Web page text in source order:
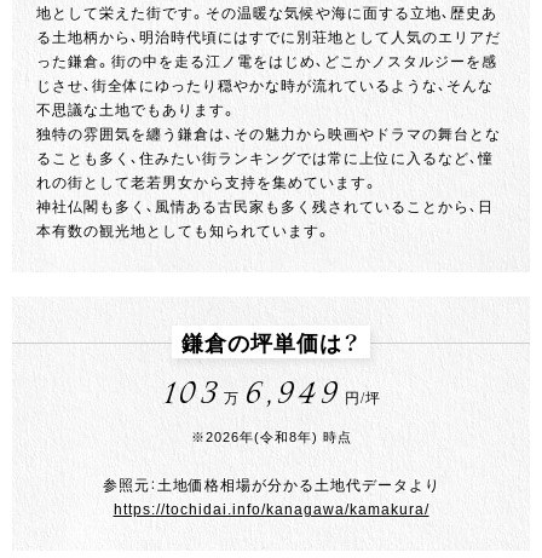
地として栄えた街です。その温暖な気候や海に面する立地、歴史あ
る土地柄から、明治時代頃にはすでに別荘地として人気のエリアだ
った鎌倉。街の中を走る江ノ電をはじめ、どこかノスタルジーを感
じさせ、街全体にゆったり穏やかな時が流れているような、そんな
不思議な土地でもあります。
独特の雰囲気を纏う鎌倉は、その魅力から映画やドラマの舞台とな
ることも多く、住みたい街ランキングでは常に上位に入るなど、憧
れの街として老若男女から支持を集めています。
神社仏閣も多く、風情ある古民家も多く残されていることから、日
本有数の観光地としても知られています。
鎌倉の坪単価は？
103 万 6,949 円/坪
※2026年(令和8年) 時点
参照元：土地価格相場が分かる土地代データより
https://tochidai.info/kanagawa/kamakura/